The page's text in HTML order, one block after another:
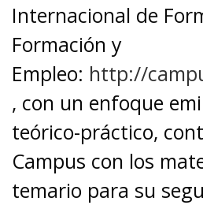
Internacional de
Formación y
Empleo: http://
, con un enfoque
teórico-práctico,
Campus con los
temario para su